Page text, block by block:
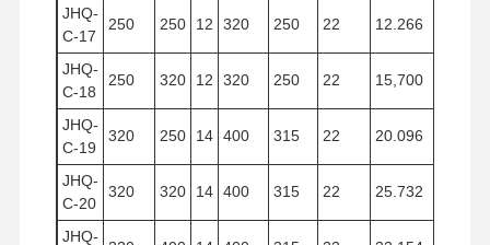
JHQ-
C-17
250 250 12 320 250 22 12.266
JHQ-
C-18
250 320 12 320 250 22 15,700
JHQ-
C-19
320 250 14 400 315 22 20.096
JHQ-
C-20
320 320 14 400 315 22 25.732
JHQ-